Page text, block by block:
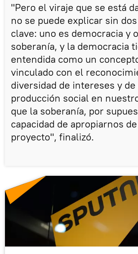
"Pero el viraje que se está
no se puede explicar sin
clave: uno es democracia y
soberanía, y la democracia
entendida como un
vinculado con el
diversidad de intereses y
producción social en
que la soberanía, por
capacidad de apropiarnos
proyecto", finalizó.